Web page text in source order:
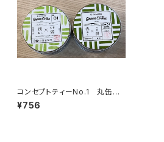
コンセプトティーNo.1 丸缶リ
ーフ(浅蒸し×火香弱)
¥756